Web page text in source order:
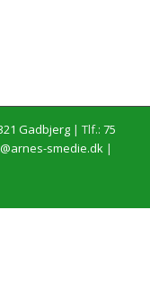
Gadbjerg| Tlf.: 75
smedie.dk|